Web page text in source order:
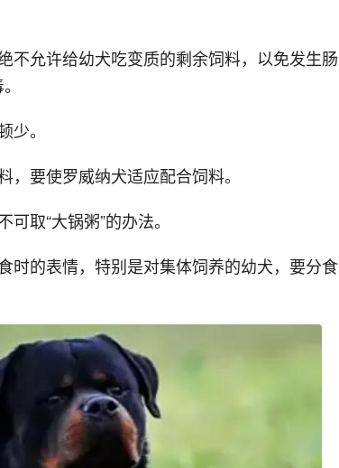
不允许给幼犬吃变质的剩余饲料，以免发生肠
少。
要使罗威纳犬适应配合饲料。
取“大锅粥”的办法。
时的表情，特别是对集体饲养的幼犬，要分食